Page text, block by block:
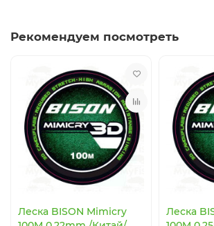
Рекомендуем посмотреть
Леска BISON Mimicry
Леска